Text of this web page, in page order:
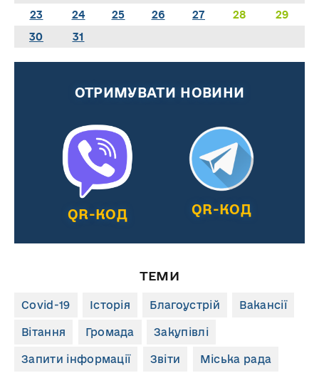
23
24 25 26 27 28
29
30
31
ОТРИМУВАТИ НОВИНИ
QR-КОД QR-КОД
ТЕМИ
Covid-19 Історія Благоустрій Вакансії
Вітання Громада Закупівлі
Запити інформації Звіти Міська рада